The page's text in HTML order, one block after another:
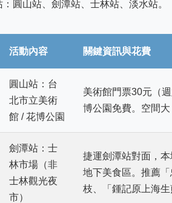
圓山站、劍潭站、士林站、淡水站。
活動內容 關鍵資訊與花費
圓山站：台
北市立美術
館 / 花博公園
美術館門票30元（
博公園免費。空間大
劍潭站：士
林市場（非
士林觀光夜
市）
捷運劍潭站對面，
地下美食區。推薦
枝、「鍾記原上海生